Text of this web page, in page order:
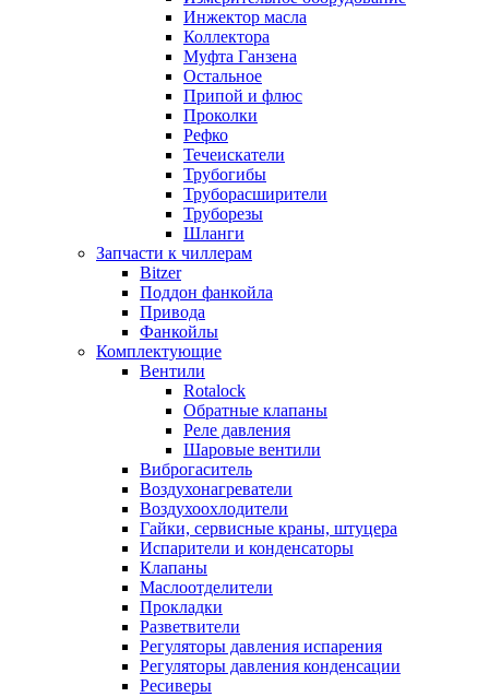
Инжектор масла
Коллектора
Муфта Ганзена
Остальное
Припой и флюс
Проколки
Рефко
Течеискатели
Трубогибы
Труборасширители
Труборезы
Шланги
Запчасти к чиллерам
Bitzer
Поддон фанкойла
Привода
Фанкойлы
Комплектующие
Вентили
Rotalock
Обратные клапаны
Реле давления
Шаровые вентили
Виброгаситель
Воздухонагреватели
Воздухоохлодители
Гайки, сервисные краны, штуцера
Испарители и конденсаторы
Клапаны
Маслоотделители
Прокладки
Разветвители
Регуляторы давления испарения
Регуляторы давления конденсации
Ресиверы